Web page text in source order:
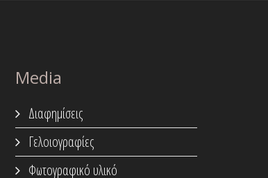
Media
Διαφημίσεις
Γελοιογραφίες
Φωτογραφικό υλικό